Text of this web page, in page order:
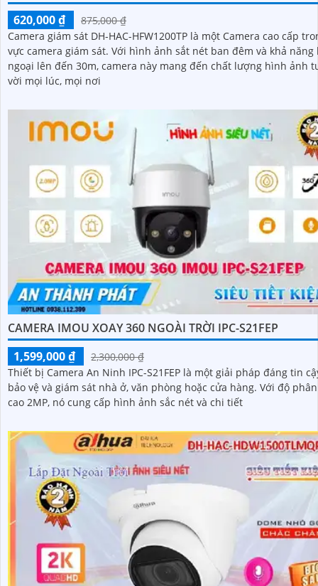
620,000 ₫
875,000 ₫
Camera giám sát DH-HAC-HFW1200TP là một Camera cao cấp
vực camera giám sát. Với hình ảnh sắt nét ban đêm và khả năng hồng
ngoại lên đến 30m, camera này mang đến chất lượng hình ảnh
vời mọi lúc, mọi nơi
CAMERA IMOU XOAY 360 NGOÀI TRỜI IPC-S21FEP
1,599,000 ₫
2,300,000 ₫
Thiết bị Camera An Ninh IPC-S21FEP là một giải pháp đáng tin
bảo vệ và giám sát nhà ở, văn phòng hoặc cửa hàng. Với độ phân giải
cao 2MP, nó cung cấp hình ảnh sắc nét và chi tiết